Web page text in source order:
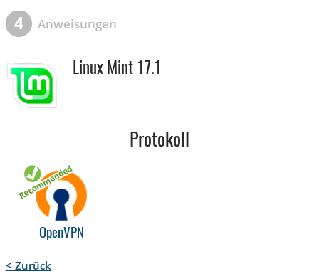
4 Anweisungen
Linux Mint 17.1
Protokoll
OpenVPN
< Zurück